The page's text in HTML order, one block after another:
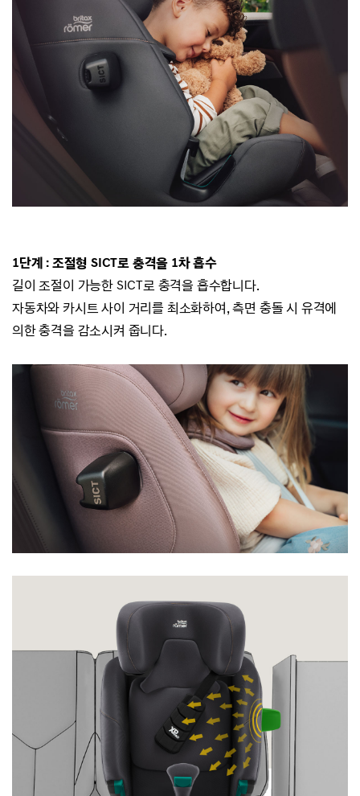
1단계 : 조절형 SICT로 충격을 1차 흡수
길이 조절이 가능한 SICT로 충격을 흡수합니다.
자동차와 카시트 사이 거리를 최소화하여, 측면 충돌 시 유격에
의한 충격을 감소시켜 줍니다.